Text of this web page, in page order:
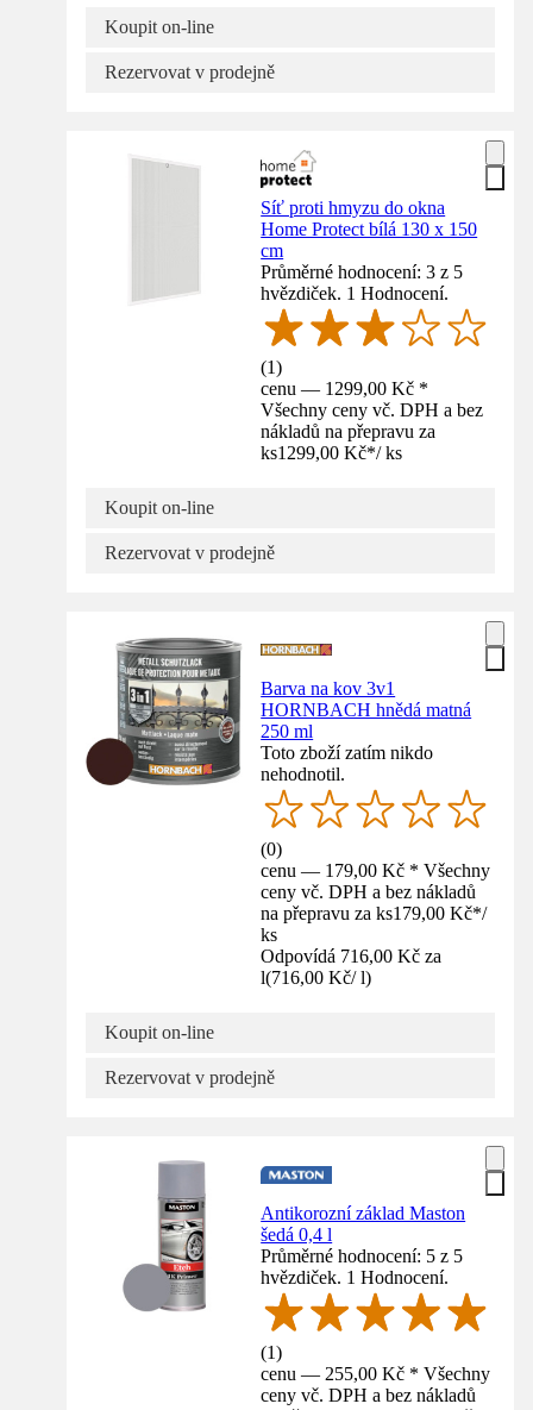
Koupit on-line
Rezervovat v prodejně
Síť proti hmyzu do okna
Home Protect bílá 130 x 150
cm
Průměrné hodnocení: 3 z 5
hvězdiček. 1 Hodnocení.
(1)
cenu — 1299,00 Kč *
Všechny ceny vč. DPH a bez
nákladů na přepravu za
ks1299,00 Kč*/ ks
Koupit on-line
Rezervovat v prodejně
Barva na kov 3v1
HORNBACH hnědá matná
250 ml
Toto zboží zatím nikdo
nehodnotil.
(0)
cenu — 179,00 Kč * Všechny
ceny vč. DPH a bez nákladů
na přepravu za ks179,00 Kč*/
ks
Odpovídá 716,00 Kč za
l(716,00 Kč/ l)
Koupit on-line
Rezervovat v prodejně
Antikorozní základ Maston
šedá 0,4 l
Průměrné hodnocení: 5 z 5
hvězdiček. 1 Hodnocení.
(1)
cenu — 255,00 Kč * Všechny
ceny vč. DPH a bez nákladů